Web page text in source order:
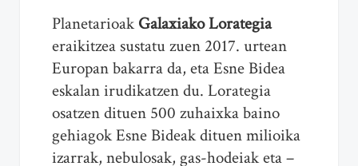
PlanetarioakGalaxiako Lorategia
eraikitzea sustatu zuen 2017. urtean
Europan bakarra da, eta Esne Bidea
eskalan irudikatzen du. Lorategia
osatzen dituen 500 zuhaixka baino
gehiagok Esne Bideak dituen milioika
izarrak, nebulosak, gas-hodeiak eta –